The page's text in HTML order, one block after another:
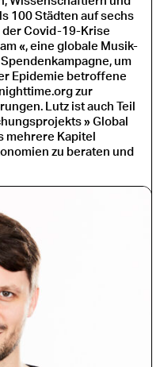
100 Städten auf sechs
der Covid-19-Krise
«, eine globale Musik-
um
Epidemie betroffene
zur
Lutz ist auch Teil
» Global
mehrere Kapitel
zu beraten und